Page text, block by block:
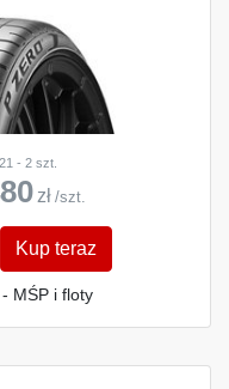
- 2 szt.
zł /szt.
Kup teraz
- MŚP i floty